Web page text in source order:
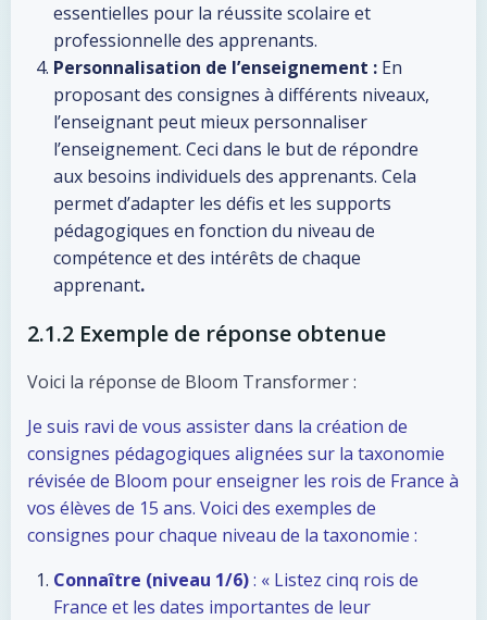
essentielles pour la réussite scolaire et
professionnelle des apprenants.
Personnalisation de l’enseignement : En
proposant des consignes à différents niveaux,
l’enseignant peut mieux personnaliser
l’enseignement. Ceci dans le but de répondre
aux besoins individuels des apprenants. Cela
permet d’adapter les défis et les supports
pédagogiques en fonction du niveau de
compétence et des intérêts de chaque
apprenant.
2.1.2 Exemple de réponse obtenue
Voici la réponse de Bloom Transformer :
Je suis ravi de vous assister dans la création de
consignes pédagogiques alignées sur la taxonomie
révisée de Bloom pour enseigner les rois de France à
vos élèves de 15 ans. Voici des exemples de
consignes pour chaque niveau de la taxonomie :
Connaître (niveau 1/6): « Listez cinq rois de
France et les dates importantes de leur